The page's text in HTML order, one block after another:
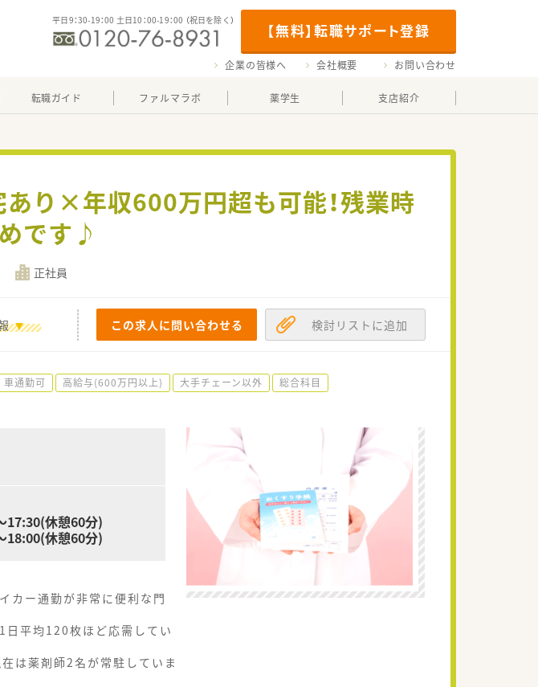
【無料】転職サポート登録
平日9：30-19：00 土日10：00-19：00 （祝日を除く）
企業の皆様へ 会社概要 お問い合わせ
転職ガイド ファルマラボ 薬学生 支店紹介
あり×年収600万円超も可能！残業時
です♪
正社員
この求人に問い合わせる 検討リストに追加
車通勤可 高給与(600万円以上) 大手チェーン以外
総合科目
休憩60分)
休憩60分)
カー通勤が非常に便利な門
日平均120枚ほど応需してい
は薬剤師2名が常駐していま